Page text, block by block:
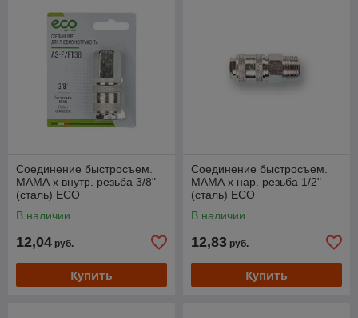
Соединение быстросъем.
МАМА х внутр. резьба 3/8"
(сталь) ECO
В наличии
12,04 руб.
Купить
Соединение быстросъем.
МАМА х нар. резьба 1/2"
(сталь) ECO
В наличии
12,83 руб.
Купить